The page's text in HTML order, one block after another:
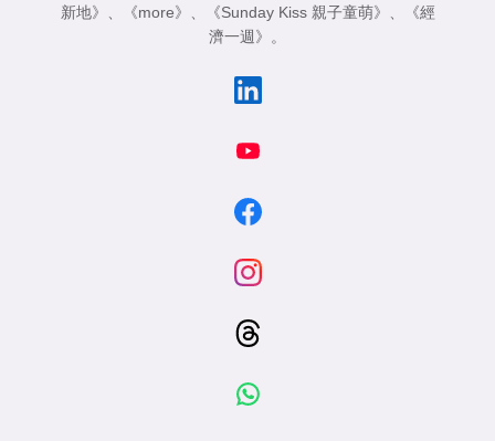
新地》
《more》 《Sunday Kiss 親子童萌》
《經
濟一週》
。